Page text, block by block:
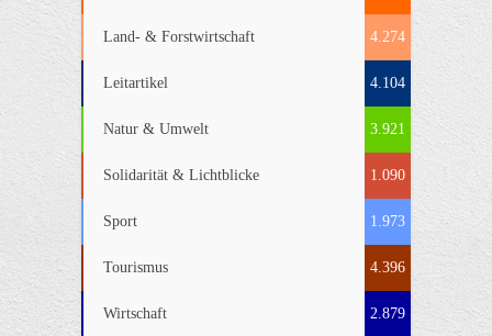
Land- & Forstwirtschaft 4.274
Leitartikel 4.104
Natur & Umwelt 3.921
Solidarität & Lichtblicke 1.090
Sport 1.973
Tourismus 4.396
Wirtschaft 2.879